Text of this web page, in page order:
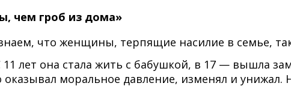
чем гроб из дома»
что женщины, терпящие насилие в семье,
11 лет она стала жить с бабушкой, в 17 — вышла
оказывал моральное давление, изменял и унижал.